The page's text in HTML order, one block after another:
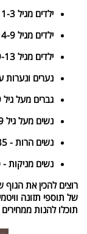
ילדים מגיל 1-3 - 15 מ“ג ליום
ילדים מגיל 4-9 - 24 מ“ג ליום
ילדים מגיל 9-13 - 44 מ“ג ליום
נערים ונערות עד גיל 18, 75 מ“ג לנערים ו-
גברים מעל גיל 19 - 90 מ“ג ליום ליום
נשים מעל גיל 19 - 75 מ“ג ליום
נשים הרות - 85 מ“ג ליום
נשים מניקות - 120 מ“ג ליום
רוצים להכין את
תוכלו להנות